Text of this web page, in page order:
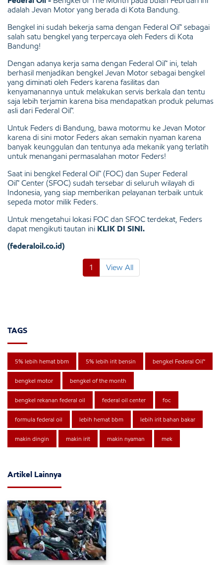
adalah Jevan Motor yang berada di Kota Bandung.
Bengkel ini sudah bekerja sama dengan Federal Oil™ sebagai
salah satu bengkel yang terpercaya oleh Feders di Kota
Bandung!
Dengan adanya kerja sama dengan Federal Oil™ ini, telah
berhasil menjadikan bengkel Jevan Motor sebagai bengkel
yang diminati oleh Feders karena fasilitas dan
kenyamanannya untuk melakukan servis berkala dan tentu
saja lebih terjamin karena bisa mendapatkan produk pelumas
asli dari Federal Oil™.
Untuk Feders di Bandung, bawa motormu ke Jevan Motor
karena di sini motor Feders akan semakin nyaman karena
banyak keunggulan dan tentunya ada mekanik yang terlatih
untuk menangani permasalahan motor Feders!
Saat ini bengkel Federal Oil™ (FOC) dan Super Federal
Oil™ Center (SFOC) sudah tersebar di seluruh wilayah di
Indonesia, yang siap memberikan pelayanan terbaik untuk
sepeda motor milik Feders.
Untuk mengetahui lokasi FOC dan SFOC terdekat, Feders
dapat mengikuti tautan ini KLIK DI SINI.
(federaloil.co.id)
1 View All
TAGS
5% lebih hemat bbm 5% lebih irit bensin bengkel Federal Oil™
bengkel motor bengkel of the month
bengkel rekanan federal oil federal oil center foc
formula federal oil lebih hemat bbm lebih irit bahan bakar
makin dingin makin irit makin nyaman mek
Artikel Lainnya